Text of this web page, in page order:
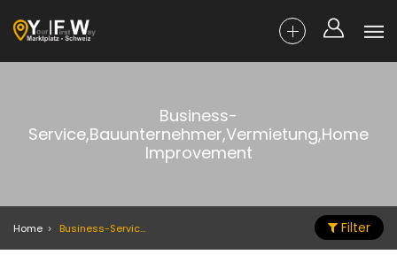
Business-
Service,Bauunternehmer,Vermietung,Home
Improvement
Home Business-Service,Bauunternehmer,Vermietung,Home Improvement Filter